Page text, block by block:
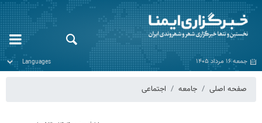
جمعه ۱۶ مرداد ۱۴۰۵
صفحه اصلی جامعه اجتماعی